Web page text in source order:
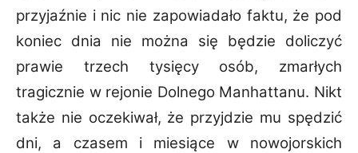
przyjaźnie i nic nie zapowiadało faktu, że pod
koniec dnia nie
można się będzie doliczyć
prawie trzech tysięcy osób, zmarłych
tragicznie w rejonie Dolnego Manhattanu. Nikt
także nie oczekiwał, że przyjdzie mu spędzić
dni, a czasem i miesiące w
nowojorskich